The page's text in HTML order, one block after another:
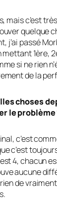
mais c’est
quelque
j’ai passé
mettant 1ère,
si ne rien
de la
choses
le problème
c’est
c’est
4, chacun
aucune
de